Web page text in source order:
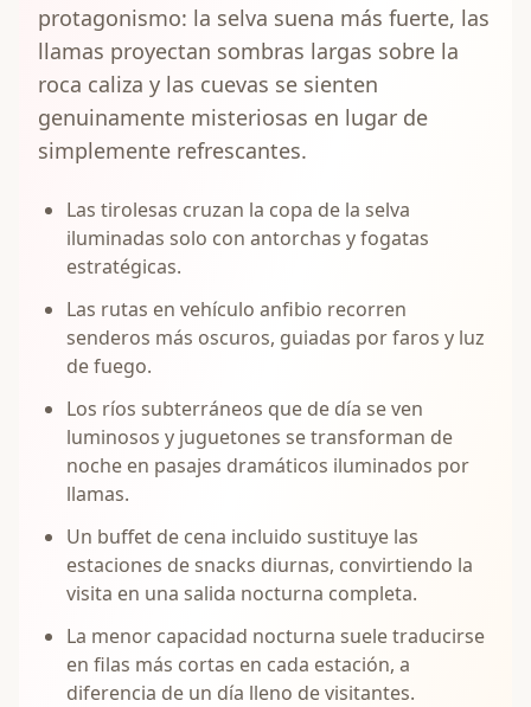
protagonismo: la selva suena más fuerte, las
llamas proyectan sombras largas sobre la
roca caliza y las cuevas se sienten
genuinamente misteriosas en lugar de
simplemente refrescantes.
Las tirolesas cruzan la copa de la selva
iluminadas solo con antorchas y fogatas
estratégicas.
Las rutas en vehículo anfibio recorren
senderos más oscuros, guiadas por faros y luz
de fuego.
Los ríos subterráneos que de día se ven
luminosos y juguetones se transforman de
noche en pasajes dramáticos iluminados por
llamas.
Un buffet de cena incluido sustituye las
estaciones de snacks diurnas, convirtiendo la
visita en una salida nocturna completa.
La menor capacidad nocturna suele traducirse
en filas más cortas en cada estación, a
diferencia de un día lleno de visitantes.